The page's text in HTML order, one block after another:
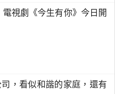
視劇《今生有你》今日開
，看似和諧的家庭，還有